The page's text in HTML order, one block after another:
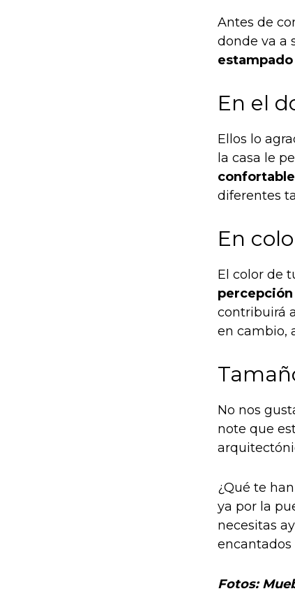
Antes de
donde va a
estampado
En el
Ellos lo
la casa le
diferentes
En
El color de
contribuirá
en cambio,
No nos
note que
¿Qué te
ya por la
necesitas
encantados
Fotos: